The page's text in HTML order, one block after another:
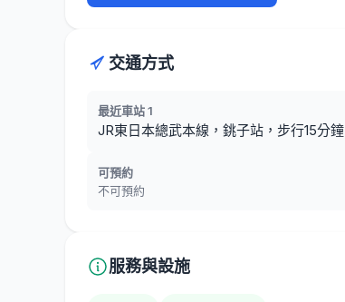
交通方式
最近車站 1
JR東日本總武本線，銚子站，步行15分鐘
可預約
不可預約
服務與設施